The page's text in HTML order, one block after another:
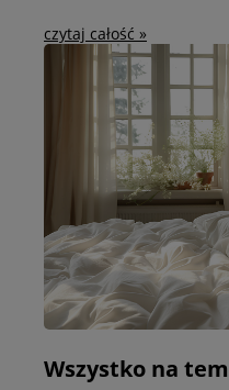
czytaj całość »
Wszystko na